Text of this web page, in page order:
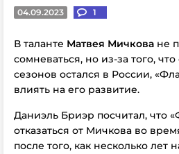
04.09.2023 1
В таланте Матвея Мичкова не
сомневаться, но из-за того,
сезонов остался в России,
влиять на его развитие.
Даниэль Бриэр посчитал, что
отказаться от Мичкова во
после того, как несколько лет